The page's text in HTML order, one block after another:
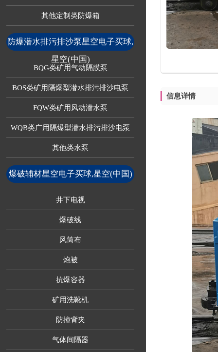
其他定制类防爆箱
防爆潜水排污排沙泵星空电子买球,
星空(中国)
BQG类矿用气动隔膜泵
BOS类矿用隔爆型潜水排污排沙电泵
FQW类矿用风动潜水泵
WQB类广用隔爆型潜水排污排沙电泵
其他类水泵
爆破辅材星空电子买球,星空(中国)
井下电视
爆破线
风筒布
炮被
抗爆容器
矿用洗靴机
防撞背夹
气体间隔器
信息详情